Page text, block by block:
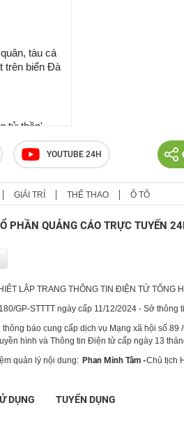
tàu cá
trên biển Đà
tử thần'
khám xét
YOUTUBE 24H
GIẢI TRÍ THỂ THAO Ô TÔ
PHẦN QUẢNG CÁO TRỰC TUYẾN
LẬP TRANG THÔNG TIN ĐIỆN TỬ TỔNG
GP-STTTT ngày cấp 11/12/2024 - Sở thông
thông báo cung cấp dịch vụ Mạng xã hội số 89
hình và Thông tin Điện tử cấp ngày 13
quản lý nội dung: Phan Minh Tâm -Chủ tịch
DỤNG TUYỂN DỤNG